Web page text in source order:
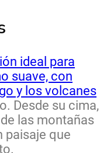
ideal para
suave, con
y los volcanes
Desde su cima,
las montañas
paisaje que